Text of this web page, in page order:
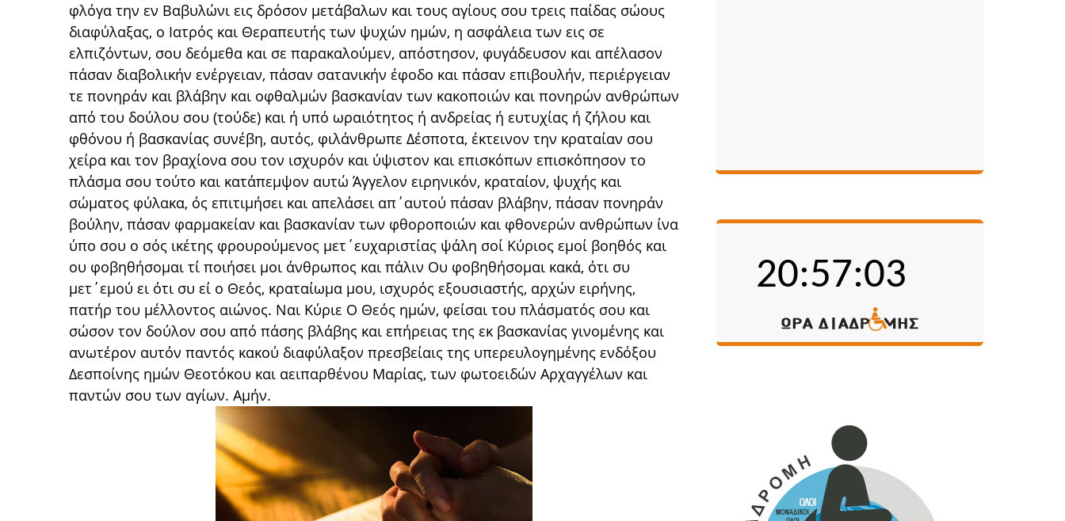
φλόγα την εν Βαβυλώνι εις δρόσον μετάβαλων και τους αγίους σου τρεις παίδας σώους
διαφύλαξας, ο Ιατρός και Θεραπευτής των ψυχών ημών, η ασφάλεια των εις σε
ελπιζόντων, σου δεόμεθα και σε παρακαλούμεν, απόστησον, φυγάδευσον και απέλασον
πάσαν διαβολικήν ενέργειαν, πάσαν σατανικήν έφοδο και πάσαν επιβουλήν, περιέργειαν
τε πονηράν και βλάβην και οφθαλμών βασκανίαν των κακοποιών και πονηρών ανθρώπων
από του δούλου σου (τούδε) και ή υπό ωραιότητος ή ανδρείας ή ευτυχίας ή ζήλου και
φθόνου ή βασκανίας συνέβη, αυτός, φιλάνθρωπε Δέσποτα, έκτεινον την κραταίαν σου
χείρα και τον βραχίονα σου τον ισχυρόν και ύψιστον και επισκόπων επισκόπησον το
πλάσμα σου τούτο και κατάπεμψον αυτώ Άγγελον ειρηνικόν, κραταίον, ψυχής και
σώματος φύλακα, ός επιτιμήσει και απελάσει απ΄αυτού πάσαν βλάβην, πάσαν πονηράν
βούλην, πάσαν φαρμακείαν και βασκανίαν των φθοροποιών και φθονερών ανθρώπων ίνα
ύπο σου ο σός ικέτης φρουρούμενος μετ΄ευχαριστίας ψάλη σοί Κύριος εμοί βοηθός και
ου φοβηθήσομαι τί ποιήσει μοι άνθρωπος και πάλιν Ου φοβηθήσομαι κακά, ότι συ
μετ΄εμού ει ότι συ εί ο Θεός, κραταίωμα μου, ισχυρός εξουσιαστής, αρχών ειρήνης,
πατήρ του μέλλοντος αιώνος. Ναι Κύριε Ο Θεός ημών, φείσαι του πλάσματός σου και
σώσον τον δούλον σου από πάσης βλάβης και επήρειας της εκ βασκανίας γινομένης και
ανωτέρον αυτόν παντός κακού διαφύλαξον πρεσβείαις της υπερευλογημένης ενδόξου
Δεσποίνης ημών Θεοτόκου και αειπαρθένου Μαρίας, των φωτοειδών Αρχαγγέλων και
παντών σου των αγίων. Αμήν.